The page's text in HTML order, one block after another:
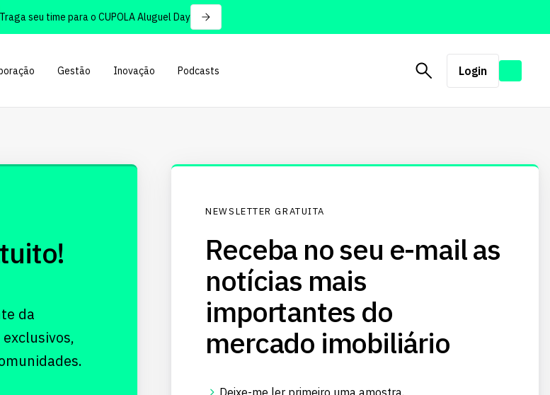
seu time para o CUPOLA Aluguel Day
Gestão Inovação Podcasts Login
da
NEWSLETTER GRATUITA
Receba no seu e-mail as
notícias mais
importantes do
mercado imobiliário
Deixe-me ler primeiro umaamostra.